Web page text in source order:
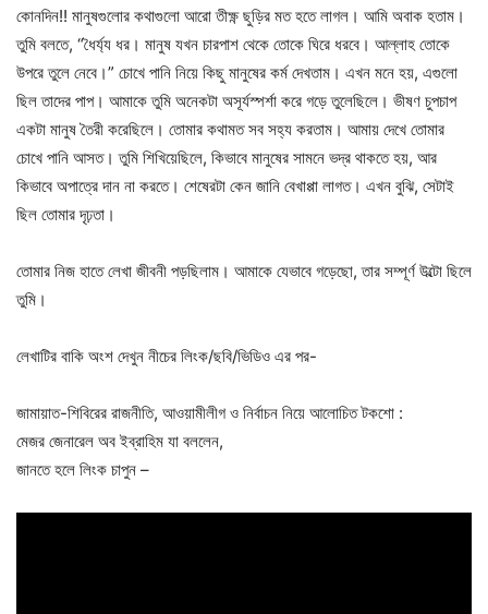
কোনদিন!! মানুষগুলোর কথাগুলো আরো তীক্ষ্ণ ছুড়ির মত হতে লাগল। আমি অবাক হতাম।
তুমি বলতে, “ধৈর্য্য ধর। মানুষ যখন চারপাশ থেকে তোকে ঘিরে ধরবে। আল্লাহ তোকে
উপরে তুলে নেবে।” চোখে পানি নিয়ে কিছু মানুষের কর্ম দেখতাম। এখন মনে হয়, এগুলো
ছিল তাদের পাপ। আমাকে তুমি অনেকটা অসূর্যস্পর্শা করে গড়ে তুলেছিলে। ভীষণ চুপচাপ
একটা মানুষ তৈরী করেছিলে। তোমার কথামত সব সহ্য করতাম। আমায় দেখে তোমার
চোখে পানি আসত। তুমি শিখিয়েছিলে, কিভাবে মানুষের সামনে ভদ্র থাকতে হয়, আর
কিভাবে অপাত্রে দান না করতে। শেষেরটা কেন জানি বেখাপ্পা লাগত। এখন বুঝি, সেটাই
ছিল তোমার দৃঢ়তা।
তোমার নিজ হাতে লেখা জীবনী পড়ছিলাম। আমাকে যেভাবে গড়েছো, তার সম্পূর্ণ উল্টো ছিলে
তুমি।
লেখাটির বাকি অংশ দেখুন নীচের লিংক/ছবি/ভিডিও এর পর-
জামায়াত-শিবিরের রাজনীতি, আওয়ামীলীগ ও নির্বাচন নিয়ে আলোচিত টকশো :
মেজর জেনারেল অব ইব্রাহিম যা বললেন,
জানতে হলে লিংক চাপুন –